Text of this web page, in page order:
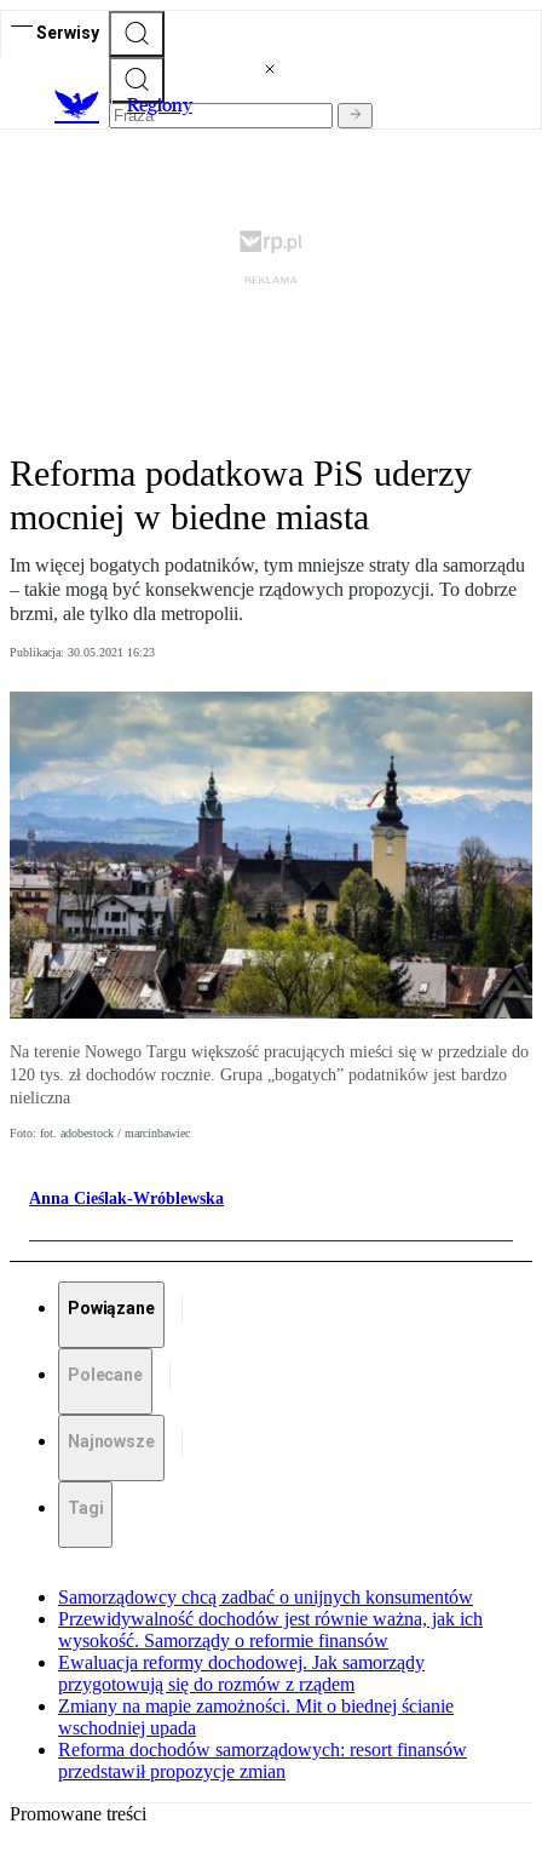
Serwisy
Regiony
Reforma podatkowa PiS uderzy
mocniej w biedne miasta
Im więcej bogatych podatników, tym mniejsze straty dla samorządu
– takie mogą być konsekwencje rządowych propozycji. To dobrze
brzmi, ale tylko dla metropolii.
Publikacja: 30.05.2021 16:23
Na terenie Nowego Targu większość pracujących mieści się w przedziale do
120 tys. zł dochodów rocznie. Grupa „bogatych” podatników jest bardzo
nieliczna
Foto: fot. adobestock / marcinbawiec
Anna Cieślak-Wróblewska
Powiązane
Polecane
Najnowsze
Tagi
Samorządowcy chcą zadbać o unijnych konsumentów
Przewidywalność dochodów jest równie ważna, jak ich
wysokość. Samorządy o reformie finansów
Ewaluacja reformy dochodowej. Jak samorządy
przygotowują się do rozmów z rządem
Zmiany na mapie zamożności. Mit o biednej ścianie
wschodniej upada
Reforma dochodów samorządowych: resort finansów
przedstawił propozycje zmian
Promowane treści